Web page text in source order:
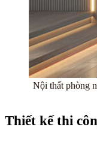
Nội thất phòng
Thiết kế thi